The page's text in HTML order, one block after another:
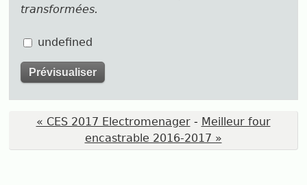
transformées.
undefined
« CES 2017 Electromenager - Meilleur four
encastrable 2016-2017 »